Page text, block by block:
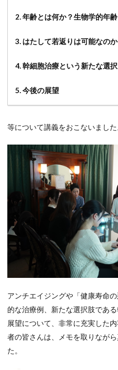
2. 年齢とは何か？生物学的年齢
3. はたして若返りは可能なのか
4. 幹細胞治療という新たな選択
5. 今後の展望
等について講義をおこないました
アンチエイジングや「健康寿命
的な治療例、新たな選択肢であ
展望について、非常に充実した
者の皆さんは、メモを取りなが
た。